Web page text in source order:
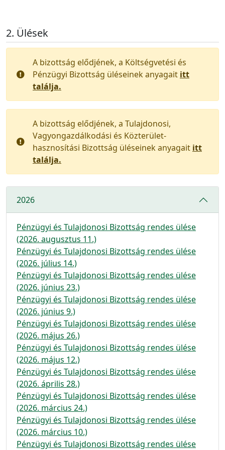
Ülések
A bizottság elődjének, a Költségvetési és
Pénzügyi Bizottság üléseinek anyagait itt
találja.
A bizottság elődjének, a Tulajdonosi,
Vagyongazdálkodási és Közterület-
hasznosítási Bizottság üléseinek anyagait itt
találja.
2026
Pénzügyi és Tulajdonosi Bizottság rendes ülése
(2026. augusztus 11.)
Pénzügyi és Tulajdonosi Bizottság rendes ülése
(2026. július 14.)
Pénzügyi és Tulajdonosi Bizottság rendes ülése
(2026. június 23.)
Pénzügyi és Tulajdonosi Bizottság rendes ülése
(2026. június 9.)
Pénzügyi és Tulajdonosi Bizottság rendes ülése
(2026. május 26.)
Pénzügyi és Tulajdonosi Bizottság rendes ülése
(2026. május 12.)
Pénzügyi és Tulajdonosi Bizottság rendes ülése
(2026. április 28.)
Pénzügyi és Tulajdonosi Bizottság rendes ülése
(2026. március 24.)
Pénzügyi és Tulajdonosi Bizottság rendes ülése
(2026. március 10.)
Pénzügyi és Tulajdonosi Bizottság rendes ülése